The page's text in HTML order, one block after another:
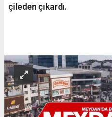
çileden çıkardı.